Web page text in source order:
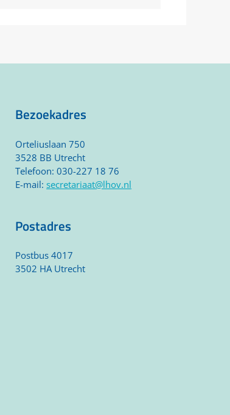
Bezoekadres
Orteliuslaan 750
3528 BB Utrecht
Telefoon: 030-227 18 76
E-mail:secretariaat@lhov.nl
Postadres
Postbus 4017
3502 HA Utrecht